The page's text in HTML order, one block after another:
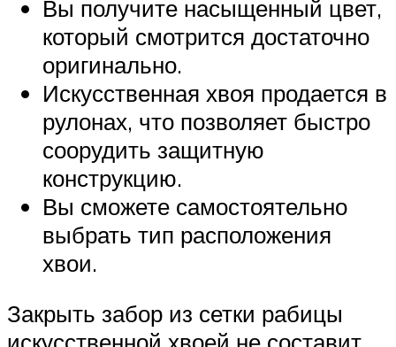
Вы получите насыщенный цвет,
который смотрится достаточно
оригинально.
Искусственная хвоя продается в
рулонах, что позволяет быстро
соорудить защитную
конструкцию.
Вы сможете самостоятельно
выбрать тип расположения
хвои.
Закрыть забор из сетки рабицы